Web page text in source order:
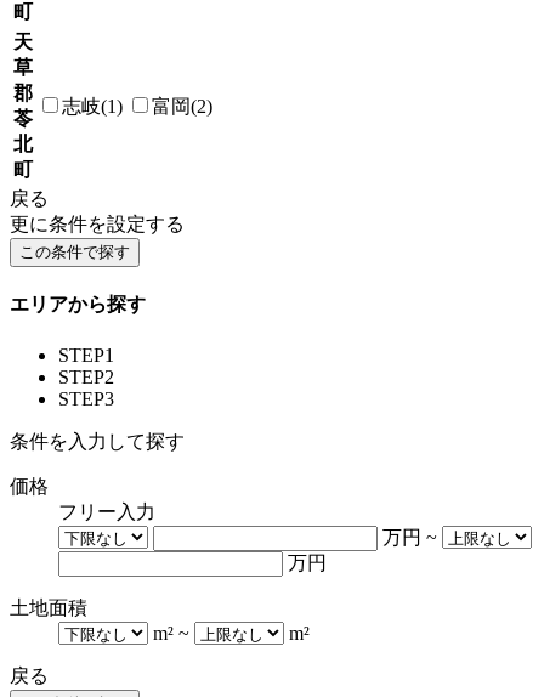
町
天
草
郡
苓
北
町
志岐(1) 富岡(2)
戻る
更に条件を設定する
エリアから探す
STEP1
STEP2
STEP3
条件を入力して探す
価格
フリー入力
万円 ~
万円
土地面積
m² ~ m²
戻る